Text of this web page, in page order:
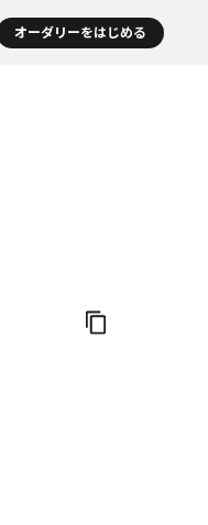
オーダリーをはじめる